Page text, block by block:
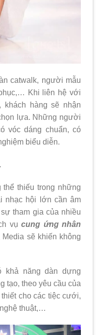
catwalk, người mẫu
Khi liên hệ với
khách hàng sẽ nhận
lựa. Những người
vóc dáng chuẩn, có
biểu diễn.
thiếu trong những
nhạc hội lớn cần âm
tham gia của nhiều
vụcung ứng nhân
sẽ khiến không
khả năng dàn dựng
tạo, theo yêu cầu của
cho các tiệc cưới,
thuật,…